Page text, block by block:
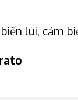
lùi, cảm